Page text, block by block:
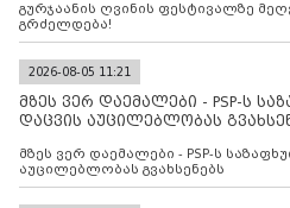
გურჯაანის ღვინის ფესტივალზე
გრძელდება!
2026-08-05 11:21
მზეს ვერ დაემალები - PSP-ს
დაცვის აუცილებლობას
მზეს ვერ დაემალები - PSP-ს
აუცილებლობას გვახსენებს